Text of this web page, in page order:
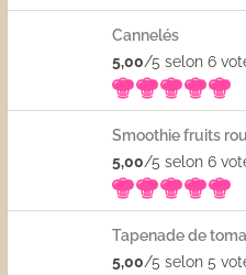
Cannelés
5,00/5 selon 6
Smoothie fruits
5,00/5 selon 6
Tapenade de
5,00/5 selon 5